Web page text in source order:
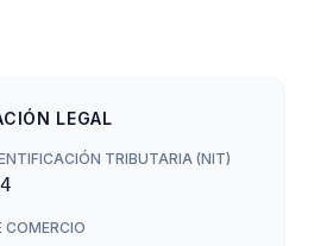
LEGAL
TRIBUTARIA (NIT)
COMERCIO